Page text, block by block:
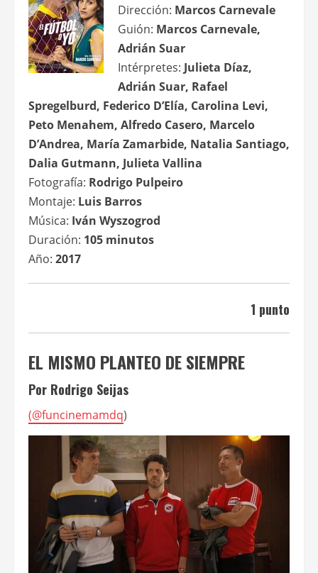
Dirección: Marcos Carnevale
Guión: Marcos Carnevale,
Adrián Suar
Intérpretes: Julieta Díaz,
Adrián Suar, Rafael
Spregelburd, Federico D’Elía, Carolina Levi,
Peto Menahem, Alfredo Casero, Marcelo
D’Andrea, María Zamarbide, Natalia Santiago,
Dalia Gutmann, Julieta Vallina
Fotografía: Rodrigo Pulpeiro
Montaje: Luis Barros
Música: Iván Wyszogrod
Duración: 105 minutos
Año: 2017
1 punto
EL MISMO PLANTEO DE SIEMPRE
Por Rodrigo Seijas
(@funcinemamdq)